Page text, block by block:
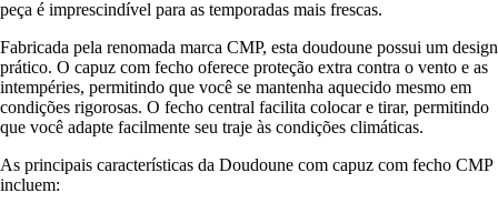
peça é imprescindível para as temporadas mais frescas.
Fabricada pela renomada marca CMP, esta doudoune possui um design
prático. O capuz com fecho oferece proteção extra contra o vento e as
intempéries, permitindo que você se mantenha aquecido mesmo em
condições rigorosas. O fecho central facilita colocar e tirar, permitindo
que você adapte facilmente seu traje às condições climáticas.
As principais características da Doudoune com capuz com fecho CMP
incluem: